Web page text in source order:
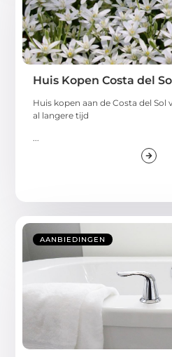
Huis Kopen Costa del
Huis kopen aan de Costa del Sol
al langere tijd
AANBIEDINGEN